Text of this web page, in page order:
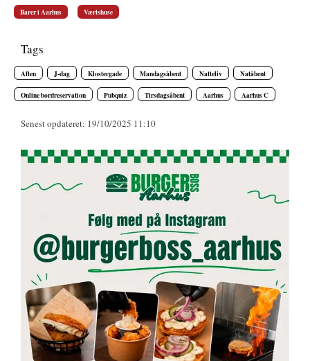
Barer i Aarhus Værtshuse
Tags
Aften J-dag Klostergade Mandagsåbent Natteliv Natåbent
Online bordreservation Pubquiz Tirsdagsåbent Aarhus Aarhus C
Senest opdateret: 19/10/2025 11:10